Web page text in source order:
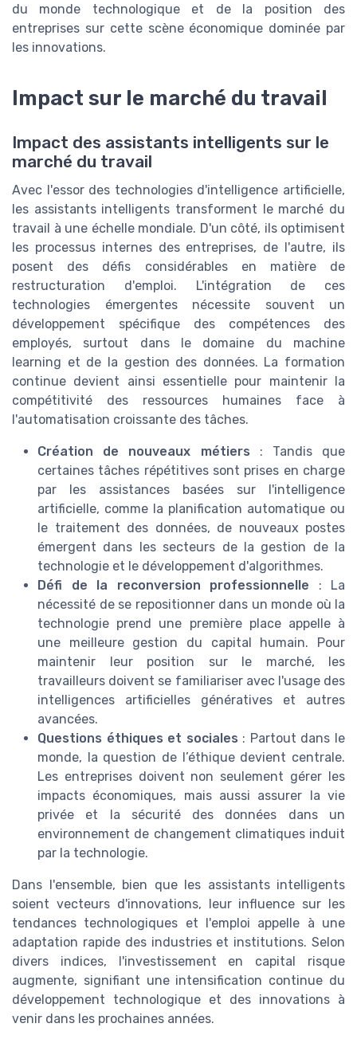
du monde technologique et de la position des
entreprises sur cette scène économique dominée par
les innovations.
Impact sur le marché du travail
Impact des assistants intelligents sur le
marché du travail
Avec l'essor des technologies d'intelligence artificielle,
les assistants intelligents transforment le marché du
travail à une échelle mondiale. D'un côté, ils optimisent
les processus internes des entreprises, de l'autre, ils
posent des défis considérables en matière de
restructuration d'emploi. L'intégration de ces
technologies émergentes nécessite souvent un
développement spécifique des compétences des
employés, surtout dans le domaine du machine
learning et de la gestion des données. La formation
continue devient ainsi essentielle pour maintenir la
compétitivité des ressources humaines face à
l'automatisation croissante des tâches.
Création de nouveaux métiers : Tandis que
certaines tâches répétitives sont prises en charge
par les assistances basées sur l'intelligence
artificielle, comme la planification automatique ou
le traitement des données, de nouveaux postes
émergent dans les secteurs de la gestion de la
technologie et le développement d'algorithmes.
Défi de la reconversion professionnelle : La
nécessité de se repositionner dans un monde où la
technologie prend une première place appelle à
une meilleure gestion du capital humain. Pour
maintenir leur position sur le marché, les
travailleurs doivent se familiariser avec l'usage des
intelligences artificielles génératives et autres
avancées.
Questions éthiques et sociales : Partout dans le
monde, la question de l’éthique devient centrale.
Les entreprises doivent non seulement gérer les
impacts économiques, mais aussi assurer la vie
privée et la sécurité des données dans un
environnement de changement climatiques induit
par la technologie.
Dans l'ensemble, bien que les assistants intelligents
soient vecteurs d'innovations, leur influence sur les
tendances technologiques et l'emploi appelle à une
adaptation rapide des industries et institutions. Selon
divers indices, l'investissement en capital risque
augmente, signifiant une intensification continue du
développement technologique et des innovations à
venir dans les prochaines années.